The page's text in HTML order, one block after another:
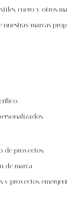
cuero y otros
marcas
de proyectos.
de marca.
y proyectos